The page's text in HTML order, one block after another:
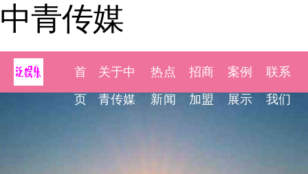
中青传媒
首
页
关于中
青传媒
热点
新闻
招商
加盟
案例
展示
联系
我们